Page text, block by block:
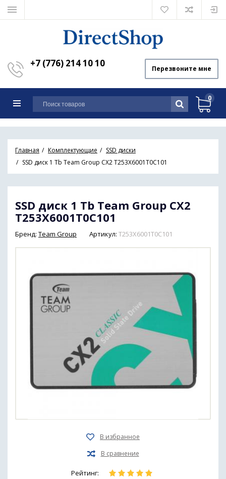
+7 (776) 214 10 10 Перезвоните мне
0
Главная Комплектующие
SSD диски
SSD диск 1 Tb Team Group CX2 T253X6001T0C101
SSD диск 1 Tb Team Group CX2
T253X6001T0C101
Бренд: Team Group Артикул: T253X6001T0C101
Рейтинг: